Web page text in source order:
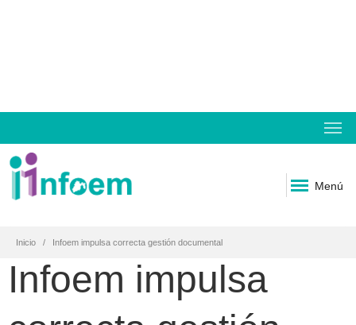
Menú
Inicio Infoem impulsa correcta gestión documental
Infoem impulsa